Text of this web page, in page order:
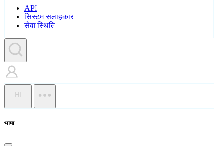
API
सिस्टम सलाहकार
सेवा स्थिति
HI
भाषा